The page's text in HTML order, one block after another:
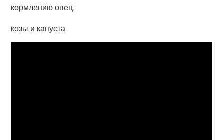
кормлению овец.
козы и капуста